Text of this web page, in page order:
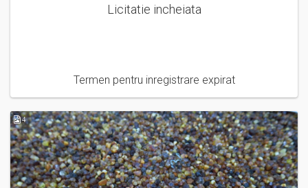
Licitatie incheiata
Termen pentru inregistrare expirat
4